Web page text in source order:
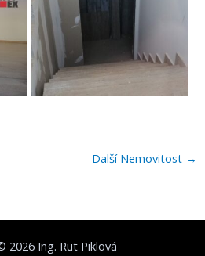
Další Nemovitost →
2026 Ing. Rut Piklová